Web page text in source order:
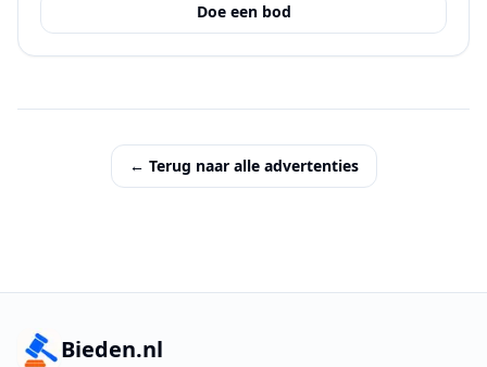
Doe een bod
← Terug naar alle advertenties
Bieden.nl